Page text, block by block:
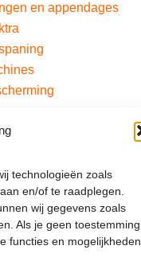
technologieën zoals
en/of te raadplegen.
wij gegevens zoals
Als je geen toestemming
functies en mogelijkheden
en appendages